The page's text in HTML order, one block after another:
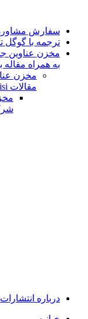
سفارش
ترجمه با گوگل
مخزن عناوین
به همراه
مخزن
مقالات isi و گرفتن اکسپت
درباره